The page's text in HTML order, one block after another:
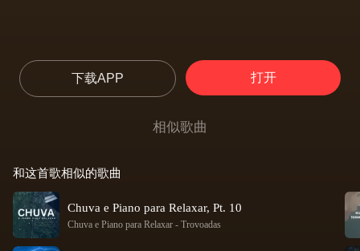
下载APP 打开
相似歌曲
和这首歌相似的歌曲
Chuva e Piano para Relaxar, Pt. 10
Chuva e Piano para Relaxar - Trovoadas